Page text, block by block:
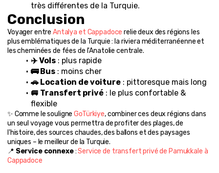
très différentes de la Turquie.
Conclusion
Voyager entre Antalya et Cappadoce relie deux des régions les
plus emblématiques de la Turquie : la riviera méditerranéenne et
les cheminées de fées de l'Anatolie centrale.
✈️ Vols : plus rapide
🚌 Bus : moins cher
🚗 Location de voiture : pittoresque mais long
🚐 Transfert privé : le plus confortable &
flexible
✨ Comme le souligne GoTürkiye, combiner ces deux régions dans
un seul voyage vous permettra de profiter des plages, de
l'histoire, des sources chaudes, des ballons et des paysages
uniques – le meilleur de la Turquie.
📍 Service connexe : Service de transfert privé de Pamukkale à
Cappadoce